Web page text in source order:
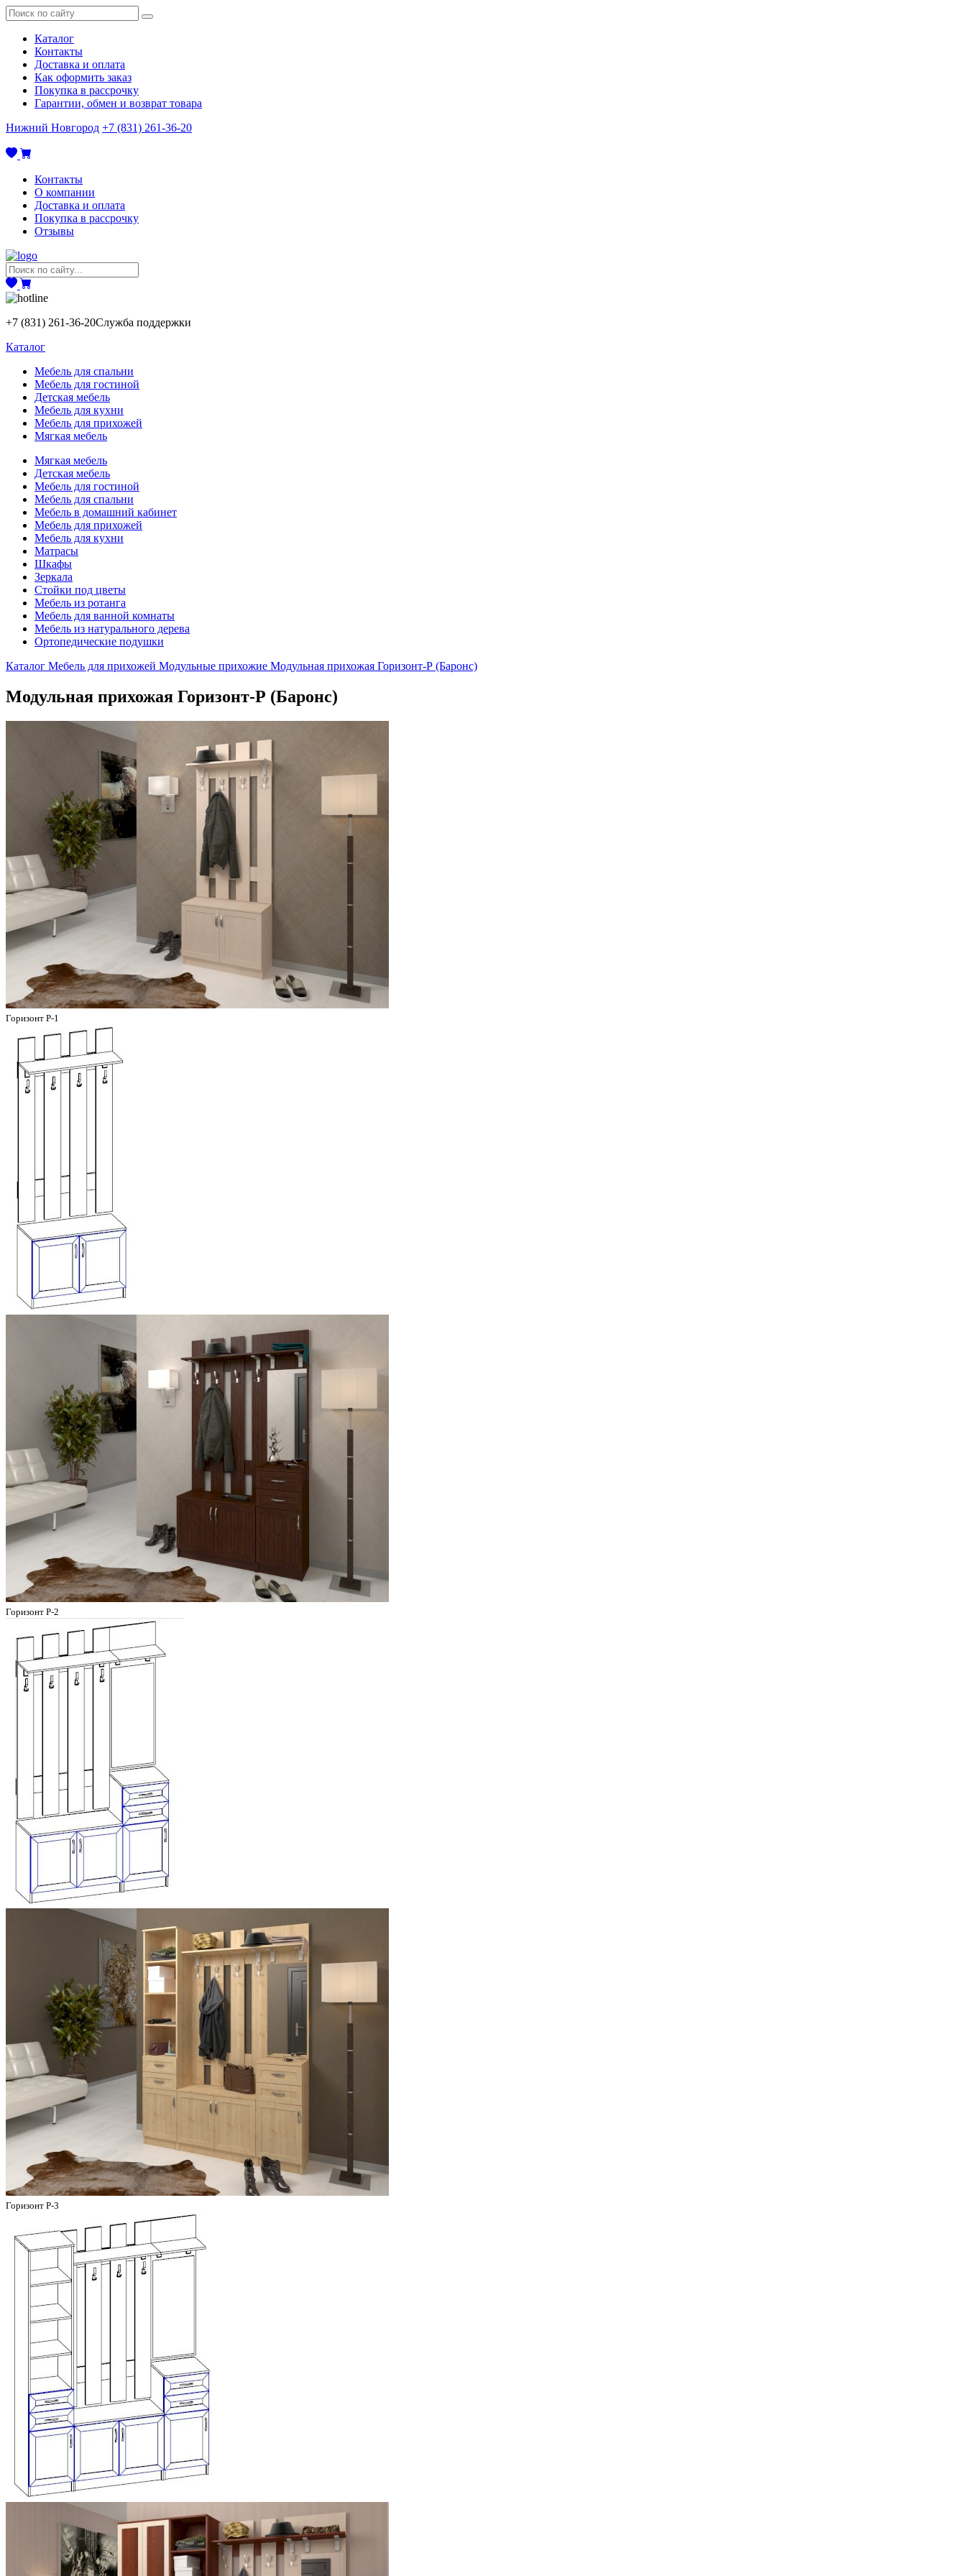
Каталог
Контакты
Доставка и оплата
Как оформить заказ
Покупка в рассрочку
Гарантии, обмен и возврат товара
Нижний Новгород +7 (831) 261-36-20
Контакты
О компании
Доставка и оплата
Покупка в рассрочку
Отзывы
+7 (831) 261-36-20Служба поддержки
Каталог
Мебель для спальни
Мебель для гостиной
Детская мебель
Мебель для кухни
Мебель для прихожей
Мягкая мебель
Мягкая мебель
Детская мебель
Мебель для гостиной
Мебель для спальни
Мебель в домашний кабинет
Мебель для прихожей
Мебель для кухни
Матрасы
Шкафы
Зеркала
Стойки под цветы
Мебель из ротанга
Мебель для ванной комнаты
Мебель из натурального дерева
Ортопедические подушки
Каталог Мебель для прихожей Модульные прихожие Модульная прихожая Горизонт-Р (Баронс)
Модульная прихожая Горизонт-Р (Баронс)
Горизонт Р-1
Горизонт Р-2
Горизонт Р-3